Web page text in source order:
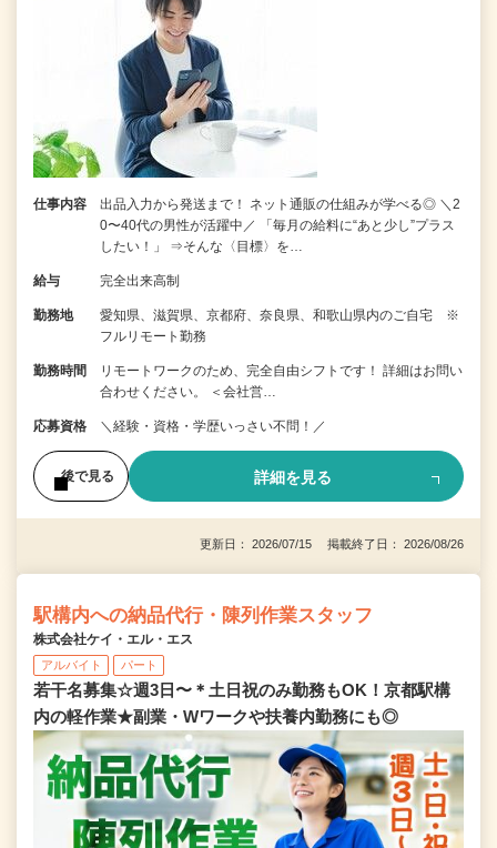
仕事内容
出品入力から発送まで！ ネット通販の仕組みが学べる◎ ＼2
0〜40代の男性が活躍中／ 「毎月の給料に“あと少し”プラス
したい！」 ⇒そんな〈目標〉を…
給与 完全出来高制
勤務地
愛知県、滋賀県、京都府、奈良県、和歌山県内のご自宅 ※
フルリモート勤務
勤務時間
リモートワークのため、完全自由シフトです！ 詳細はお問い
合わせください。 ＜会社営…
応募資格 ＼経験・資格・学歴いっさい不問！／
後で見る 詳細を見る
更新日： 2026/07/15 掲載終了日： 2026/08/26
駅構内への納品代行・陳列作業スタッフ
株式会社ケイ・エル・エス
アルバイト パート
若干名募集☆週3日〜＊土日祝のみ勤務もOK！京都駅構
内の軽作業★副業・Wワークや扶養内勤務にも◎